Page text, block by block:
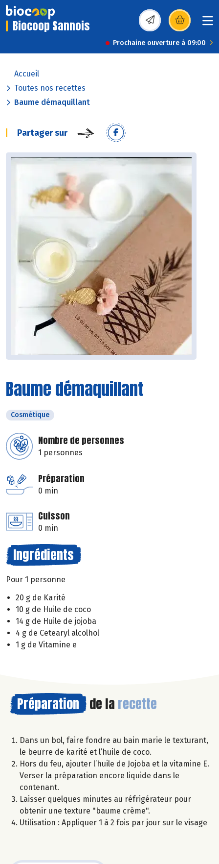
Biocoop Sannois (s’ouvre dans une
Prochaine ouverture à 09:00
Accueil
Toutes nos recettes
Baume démaquillant
Partager sur
Baume démaquillant
Cosmétique
Nombre de personnes
1 personnes
Préparation
0 min
Cuisson
0 min
Ingrédients
Pour 1 personne
20 g de Karité
10 g de Huile de coco
14 g de Huile de jojoba
4 g de Cetearyl alcolhol
1 g de Vitamine e
Préparation de la recette
Dans un bol, faire fondre au bain marie le texturant,
le beurre de karité et l’huile de coco.
Hors du feu, ajouter l’huile de Jojoba et la vitamine E.
Verser la préparation encore liquide dans le
contenant.
Laisser quelques minutes au réfrigérateur pour
obtenir une texture "baume crème".
Utilisation : Appliquer 1 à 2 fois par jour sur le visage